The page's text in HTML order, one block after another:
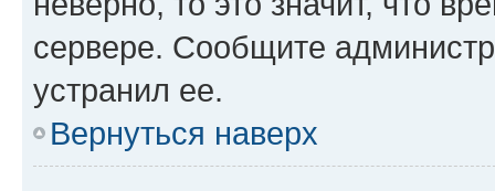
сервере. Сообщите
устранил ее.
Вернуться наверх